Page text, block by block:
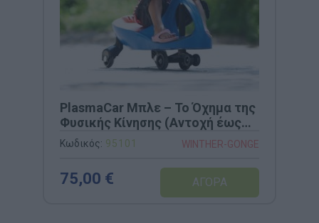
PlasmaCar Μπλε – Το Όχημα της
Φυσικής Κίνησης (Αντοχή έως
100kg)
Κωδικός: 95101 WINTHER-GONGE
75,00 €